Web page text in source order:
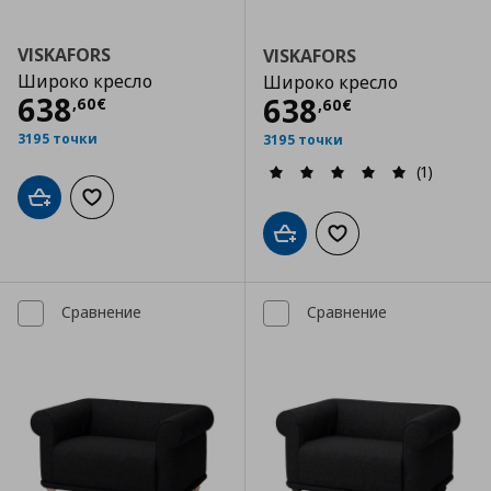
VISKAFORS
Широко кресло
638,60€
Цена638,60 €
3195 точки
Добави в кошницата
Добави към списъка с любими
VISKAFORS
Широко кресло
638,60€
Цена638,60 €
3195 точки
(1)
Добави в кошницата
Добави към
Сравнение Сравнение